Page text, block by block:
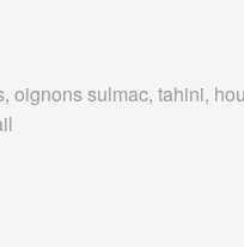
oignons sulmac, tahini,